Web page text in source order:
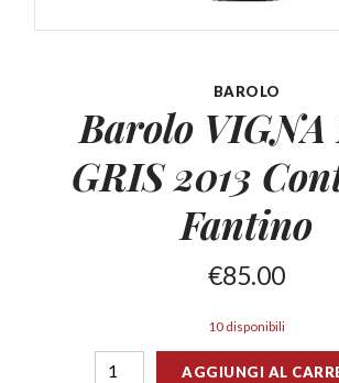
BAROLO
Barolo VIGNA
GRIS2013
Fantino
€85.00
10 disponibili
AGGIUNGI AL